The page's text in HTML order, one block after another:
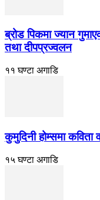
ब्रोड पिकमा ज्यान
तथा दीपप्रज्वलन
११ घण्टा अगाडि
कुमुदिनी होम्समा कविता
१५ घण्टा अगाडि